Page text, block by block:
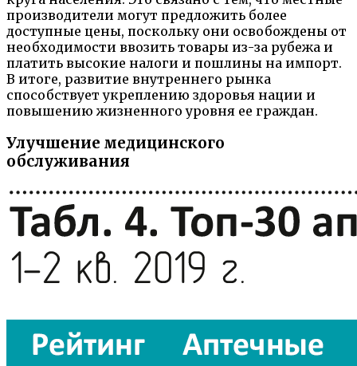
производители могут предложить более
доступные цены, поскольку они освобождены от
необходимости ввозить товары из-за рубежа и
платить высокие налоги и пошлины на импорт.
В итоге, развитие внутреннего рынка
способствует укреплению здоровья нации и
повышению жизненного уровня ее граждан.
Улучшение медицинского
обслуживания